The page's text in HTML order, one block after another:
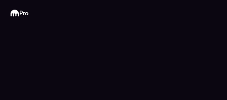
Kraken
Pro